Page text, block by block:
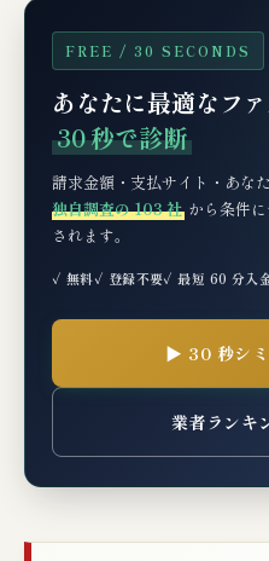
FREE / 30 SECONDS
あなたに最適なフ
30 秒で診断
請求金額・支払サイト・あな
独自調査の 103 社 から条件
されます。
✓ 無料✓ 登録不要✓ 最短 60 分入
▶ 30 秒シミ
業者ランキ